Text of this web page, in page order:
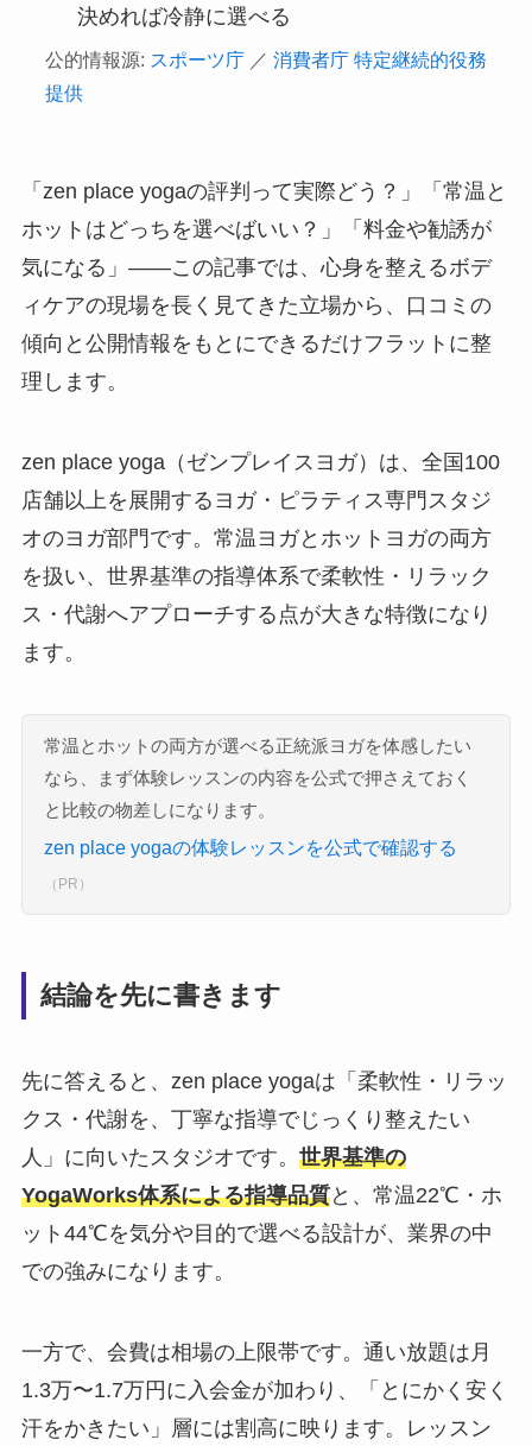
決めれば冷静に選べる
公的情報源: スポーツ庁 ／ 消費者庁 特定継続的役務
提供
「zen place yogaの評判って実際どう？」「常温と
ホットはどっちを選べばいい？」「料金や勧誘が
気になる」——この記事では、心身を整えるボデ
ィケアの現場を長く見てきた立場から、口コミの
傾向と公開情報をもとにできるだけフラットに整
理します。
zen place yoga（ゼンプレイスヨガ）は、全国100
店舗以上を展開するヨガ・ピラティス専門スタジ
オのヨガ部門です。常温ヨガとホットヨガの両方
を扱い、世界基準の指導体系で柔軟性・リラック
ス・代謝へアプローチする点が大きな特徴になり
ます。
常温とホットの両方が選べる正統派ヨガを体感したい
なら、まず体験レッスンの内容を公式で押さえておく
と比較の物差しになります。
zen place yogaの体験レッスンを公式で確認する
（PR）
結論を先に書きます
先に答えると、zen place yogaは「柔軟性・リラッ
クス・代謝を、丁寧な指導でじっくり整えたい
人」に向いたスタジオです。 世界基準の
YogaWorks体系による指導品質と、常温22℃・ホ
ット44℃を気分や目的で選べる設計が、業界の中
での強みになります。
一方で、会費は相場の上限帯です。通い放題は月
1.3万〜1.7万円に入会金が加わり、「とにかく安く
汗をかきたい」層には割高に映ります。レッスン